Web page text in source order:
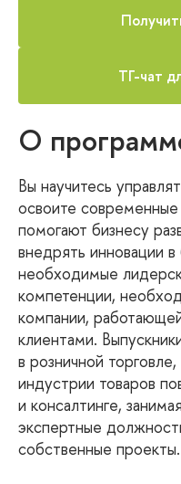
ТГ-чат
О
Вы научитесь
освоите
помогают бизнесу
внедрять инновации
необходимые
компетенции,
компании,
клиентами.
в розничной
индустрии товаров
и консалтинге,
экспертные
собственные проекты.